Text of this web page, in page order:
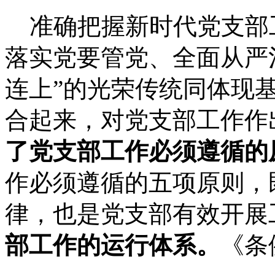
准确把握新时代党支部
落实党要管党、全面从
连上”的光荣传统同体现
合起来，对党支部工作
了党支部工作必须遵循
作必须遵循的五项原则
律，也是党支部有效开
部工作的运行体系。
《